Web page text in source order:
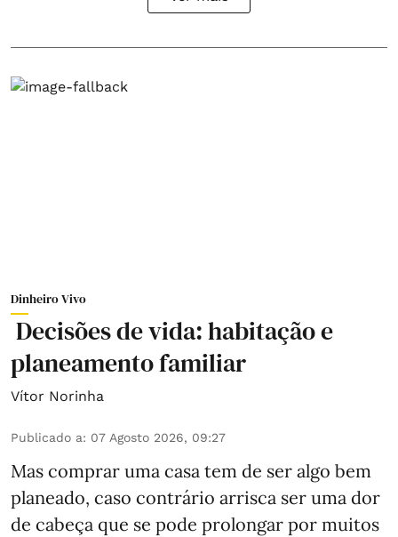
Dinheiro Vivo
Decisões de vida: habitação e
planeamento familiar
Vítor Norinha
Publicado a: 07 Agosto 2026, 09:27
Mas comprar uma casa tem de ser algo bem
planeado, caso contrário arrisca ser uma dor
de cabeça que se pode prolongar por muitos